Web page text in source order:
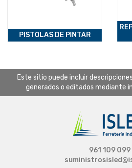
PISTOLAS DE PINTAR
Este sitio puede incluir
generados o editados mediante
961 109 099